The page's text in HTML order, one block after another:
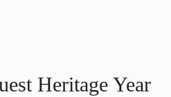
Heritage Year